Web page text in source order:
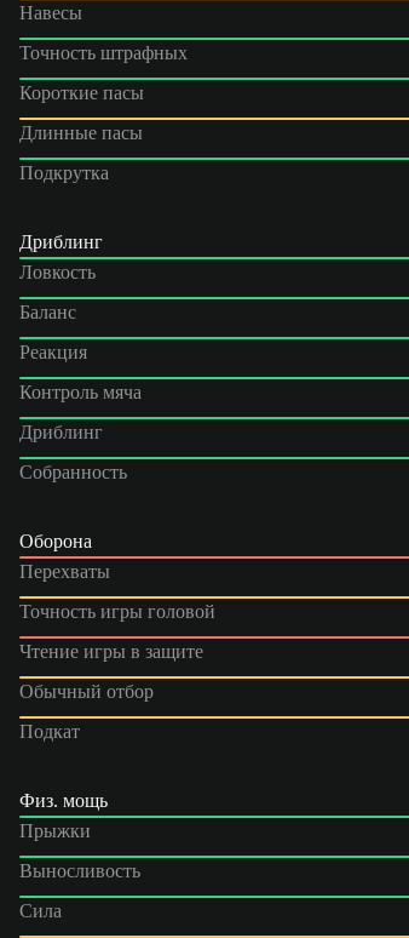
Навесы
Точность штрафных
Короткие пасы
Длинные пасы
Подкрутка
Дриблинг
Ловкость
Баланс
Реакция
Контроль мяча
Дриблинг
Собранность
Оборона
Перехваты
Точность игры головой
Чтение игры в защите
Обычный отбор
Подкат
Физ. мощь
Прыжки
Выносливость
Сила